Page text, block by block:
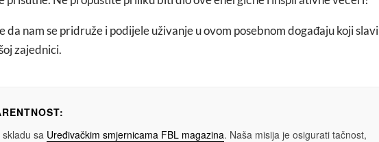
da nam se pridruže i podijele uživanje u ovom posebnom događaju koji slavi
zajednici.
sa Uređivačkim smjernicama FBL magazina. Naša misija je osigurati tačnost,